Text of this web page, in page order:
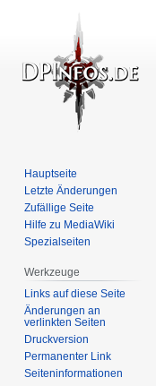
Hauptseite
Letzte Änderungen
Zufällige Seite
Hilfe zu MediaWiki
Spezialseiten
Werkzeuge
Links auf diese Seite
Änderungen an
verlinkten Seiten
Druckversion
Permanenter Link
Seiten­­informationen